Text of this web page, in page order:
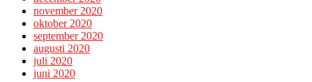
november 2020
oktober 2020
september 2020
augusti 2020
juli 2020
juni 2020